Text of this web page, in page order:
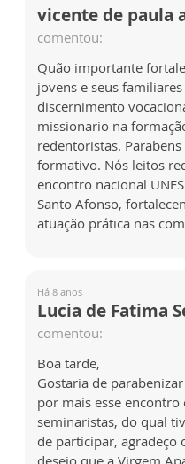
vicente de paula
comentou:
Quão importante
jovens e seus
discernimento
missionario na
redentoristas.
formativo. Nós leitos
encontro nacional
Santo Afonso,
atuação prática nas
Há 8 anos
Lucia de Fatima
comentou:
Boa tarde,
Gostaria de
por mais esse
seminaristas, do qual
de participar, agradeço